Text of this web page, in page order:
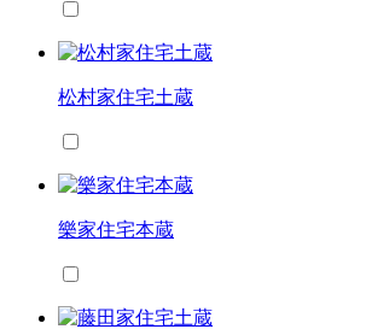
松村家住宅土蔵
樂家住宅本蔵